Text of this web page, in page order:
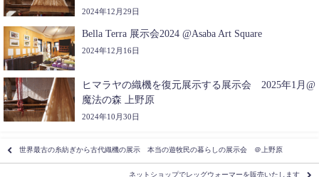
2024年12月29日
Bella Terra 展示会2024 @Asaba Art Square
2024年12月16日
ヒマラヤの織機を復元展示する展示会 2025年1月@
魔法の森 上野原
2024年10月30日
世界最古の糸紡ぎから古代織機の展示 本当の遊牧民の暮らしの展示会 ＠上野原
ネットショップでレッグウォーマーを販売いたします